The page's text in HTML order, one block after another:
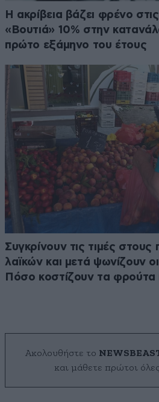
Η ακρίβεια βάζει φρένο
«Βουτιά» 10% στην
πρώτο εξάμηνο του έτους
Συγκρίνουν τις τιμές
λαϊκών και μετά ψωνίζουν
Πόσο κοστίζουν τα φρούτα
Ακολουθήστε το
και μάθετε πρώτοι